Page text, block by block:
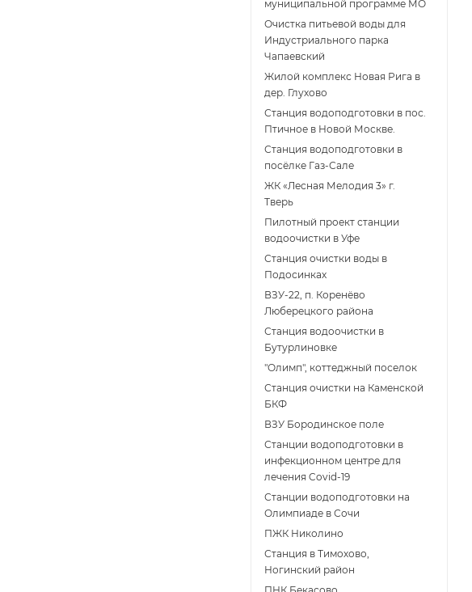
муниципальной программе МО
Очистка питьевой воды для
Индустриального парка
Чапаевский
Жилой комплекс Новая Рига в
дер. Глухово
Станция водоподготовки в пос.
Птичное в Новой Москве.
Станция водоподготовки в
поcёлке Газ-Сале
ЖК «Лесная Мелодия 3» г.
Тверь
Пилотный проект станции
водоочистки в Уфе
Станция очистки воды в
Подосинках
ВЗУ-22, п. Коренёво
Люберецкого района
Станция водоочистки в
Бутурлиновке
"Олимп", коттеджный поселок
Станция очистки на Каменской
БКФ
ВЗУ Бородинское поле
Станции водоподготовки в
инфекционном центре для
лечения Covid-19
Станции водоподготовки на
Олимпиаде в Сочи
ПЖК Николино
Станция в Тимохово,
Ногинский район